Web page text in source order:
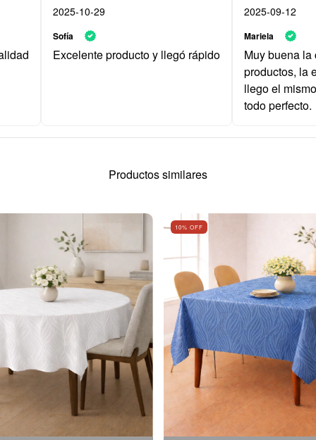
2025-10-29
Sofía
Excelente producto y llegó rápido
2025-09-12
Mariela
Muy buena
productos, la
llego el
todo perfecto.
Productos similares
10% OFF